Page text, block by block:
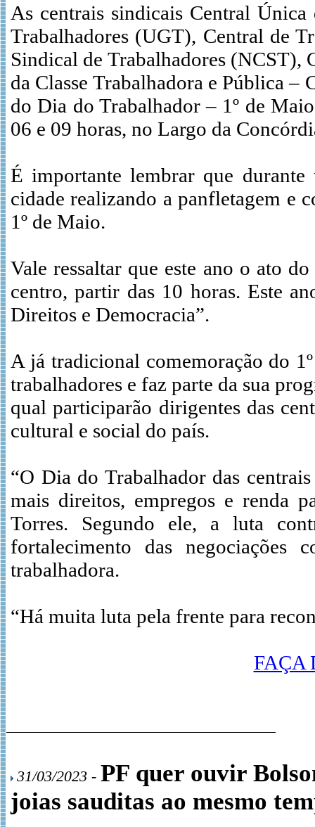
As centrais sindicais Central
Trabalhadores (UGT), Central de
Sindical de Trabalhadores
da Classe Trabalhadora e Pública
do Dia do Trabalhador – 1º de
06 e 09 horas, no Largo da
É importante lembrar que
cidade realizando a panfletagem e
1º de Maio.
Vale ressaltar que este ano o ato
centro, partir das 10 horas. Este
Direitos e Democracia”.
A já tradicional comemoração do
trabalhadores e faz parte da sua
qual participarão dirigentes das
cultural e social do país.
“O Dia do Trabalhador das
mais direitos, empregos e renda
Torres. Segundo ele, a luta
fortalecimento das negociações
trabalhadora.
“Há muita luta pela frente para
FAÇA
31/03/2023 - PF quer ouvir
joias sauditas ao mesmo